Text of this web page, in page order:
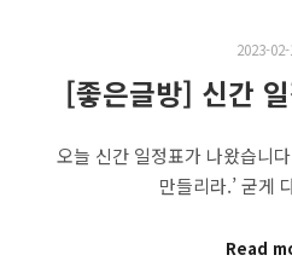
2023-
[좋은글방] 신간
오늘 신간 일정표가 나왔습니
만들리라.’ 굳게
Read